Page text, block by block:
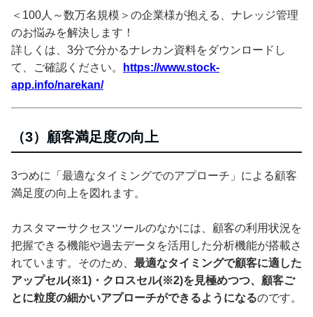
＜100人～数万名規模＞の企業様が抱える、ナレッジ管理
のお悩みを解決します！
詳しくは、3分で分かるナレカン資料をダウンロードし
て、ご確認ください。
https://www.stock-
app.info/narekan/
（3）顧客満足度の向上
3つめに「最適なタイミングでのアプローチ」による顧客
満足度の向上を図れます。
カスタマーサクセスツールのなかには、顧客の利用状況を
把握できる機能や過去データを活用した分析機能が搭載さ
れています。そのため、 最適なタイミングで顧客に適した
アップセル(※1)・クロスセル(※2)を見極めつつ、顧客ご
とに粒度の細かいアプローチができるようになるのです。